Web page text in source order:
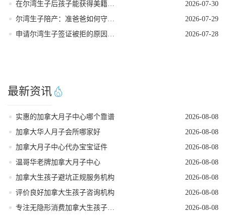
在尔湾生子后孩子能获得美籍身份吗
2026-07-30
尔湾生子陪产：准爸爸如何守护孕妈
2026-07-29
申请尔湾生子签证被拒的原因是什么
2026-07-28
最新资讯
实惠的加拿大月子中心哪个靠谱
2026-08-08
加拿大华人月子会所哪家好
2026-08-08
加拿大月子中心代办宝宝证件
2026-08-08
温哥华老牌加拿大月子中心
2026-08-08
加拿大生孩子避坑正规服务机构
2026-08-08
评价良好加拿大生孩子咨询机构
2026-08-08
专注无隐形消费加拿大生孩子机构
2026-08-08